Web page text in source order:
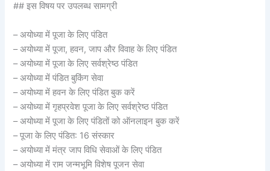
## इस विषय पर उपलब्ध सामग्री
– अयोध्या में पूजा के लिए पंडित
– अयोध्या में पूजा, हवन, जाप और विवाह के लिए पंडित
– अयोध्या में पूजा के लिए सर्वश्रेष्ठ पंडित
– अयोध्या में पंडित बुकिंग सेवा
– अयोध्या में हवन के लिए पंडित बुक करें
– अयोध्या में गृहप्रवेश पूजा के लिए सर्वश्रेष्ठ पंडित
– अयोध्या में पूजा के लिए पंडितों को ऑनलाइन बुक करें
– पूजा के लिए पंडित: 16 संस्कार
– अयोध्या में मंत्र जाप विधि सेवाओं के लिए पंडित
– अयोध्या में राम जन्मभूमि विशेष पूजन सेवा